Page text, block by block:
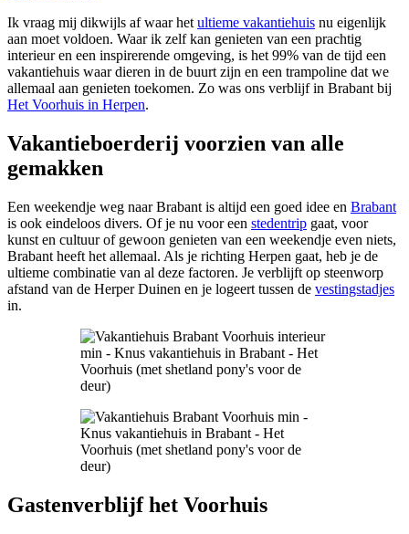
Ik vraag mij dikwijls af waar het ultieme vakantiehuis nu eigenlijk
aan moet voldoen. Waar ik zelf kan genieten van een prachtig
interieur en een inspirerende omgeving, is het 99% van de tijd een
vakantiehuis waar dieren in de buurt zijn en een trampoline dat we
allemaal aan genieten toekomen. Zo was ons verblijf in Brabant bij
Het Voorhuis in Herpen.
Vakantieboerderij voorzien van alle
gemakken
Een weekendje weg naar Brabant is altijd een goed idee en Brabant
is ook eindeloos divers. Of je nu voor een stedentrip gaat, voor
kunst en cultuur of gewoon genieten van een weekendje even niets,
Brabant heeft het allemaal. Als je richting Herpen gaat, heb je de
ultieme combinatie van al deze factoren. Je verblijft op steenworp
afstand van de Herper Duinen en je logeert tussen de vestingstadjes
in.
Gastenverblijf het Voorhuis